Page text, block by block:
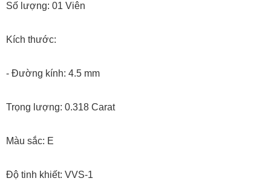
Số lượng: 01 Viên
Kích thước:
- Đường kính: 4.5 mm
Trọng lượng: 0.318 Carat
Màu sắc: E
Độ tinh khiết: VVS-1